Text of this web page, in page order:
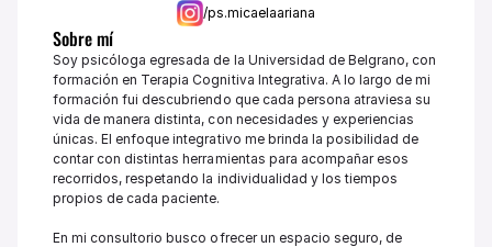
/ps.micaelaariana
Sobre mí
Soy psicóloga egresada de la Universidad de Belgrano, con
formación en Terapia Cognitiva Integrativa. A lo largo de mi
formación fui descubriendo que cada persona atraviesa su
vida de manera distinta, con necesidades y experiencias
únicas. El enfoque integrativo me brinda la posibilidad de
contar con distintas herramientas para acompañar esos
recorridos, respetando la individualidad y los tiempos
propios de cada paciente.
En mi consultorio busco ofrecer un espacio seguro, de